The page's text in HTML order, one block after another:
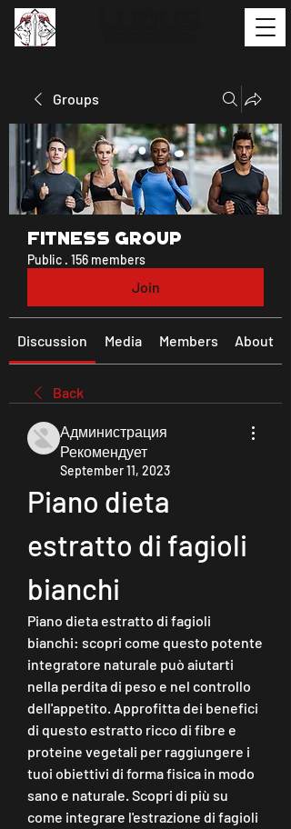
Groups
Fitness Group
Public · 156 members
Join
Discussion Media Members About
Back
Администрация
Рекомендует
September 11, 2023
Piano dieta
estratto di fagioli
bianchi
Piano dieta estratto di fagioli
bianchi: scopri come questo potente
integratore naturale può aiutarti
nella perdita di peso e nel controllo
dell'appetito. Approfitta dei benefici
di questo estratto ricco di fibre e
proteine vegetali per raggiungere i
tuoi obiettivi di forma fisica in modo
sano e naturale. Scopri di più su
come integrare l'estrazione di fagioli